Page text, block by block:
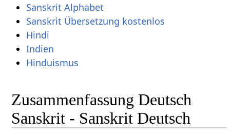
Sanskrit Alphabet
Sanskrit Übersetzung kostenlos
Hindi
Indien
Hinduismus
Zusammenfassung Deutsch
Sanskrit - Sanskrit Deutsch